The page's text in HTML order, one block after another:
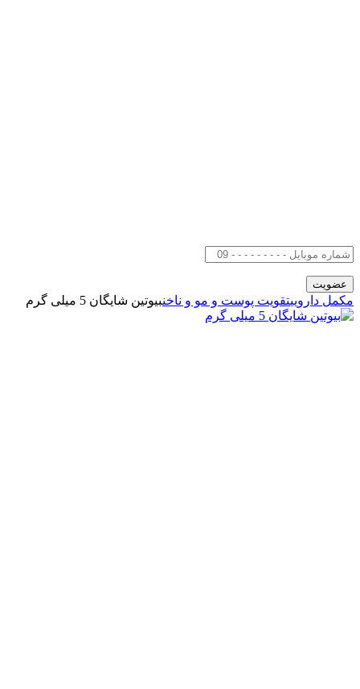
مکمل داروییتقویت پوست و مو و ناخنبیوتین شایگان 5 میلی گرم